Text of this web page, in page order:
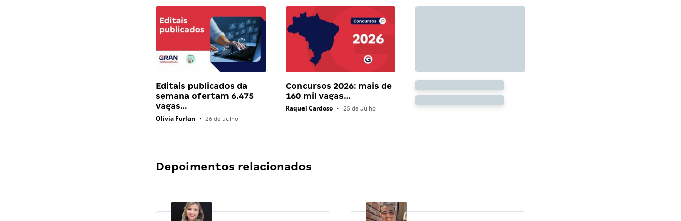
Editais publicados da
semana ofertam 6.475
vagas…
Olivia Furlan • 26 de Julho
Concursos 2026: mais de
160 mil vagas…
Raquel Cardoso • 25 de Julho
Depoimentos relacionados